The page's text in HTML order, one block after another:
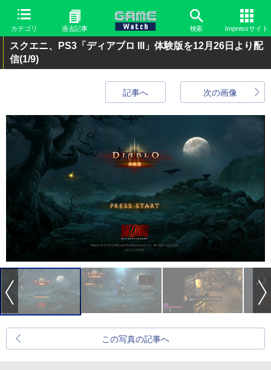
カテゴリ 過去記事 検索 Impressサイト
スクエニ、PS3「ディアブロ III」体験版を12月26日より配
信(1/9)
次の画像
記事へ
この写真の記事へ